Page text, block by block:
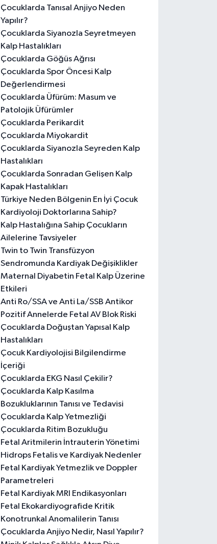
Çocuklarda Tanısal Anjiyo Neden
Yapılır?
Çocuklarda Siyanozla Seyretmeyen
Kalp Hastalıkları
Çocuklarda Göğüs Ağrısı
Çocuklarda Spor Öncesi Kalp
Değerlendirmesi
Çocuklarda Üfürüm: Masum ve
Patolojik Üfürümler
Çocuklarda Perikardit
Çocuklarda Miyokardit
Çocuklarda Siyanozla Seyreden Kalp
Hastalıkları
Çocuklarda Sonradan Gelişen Kalp
Kapak Hastalıkları
Türkiye Neden Bölgenin En İyi Çocuk
Kardiyoloji Doktorlarına Sahip?
Kalp Hastalığına Sahip Çocukların
Ailelerine Tavsiyeler
Twin to Twin Transfüzyon
Sendromunda Kardiyak Değişiklikler
Maternal Diyabetin Fetal Kalp Üzerine
Etkileri
Anti Ro/SSA ve Anti La/SSB Antikor
Pozitif Annelerde Fetal AV Blok Riski
Çocuklarda Doğuştan Yapısal Kalp
Hastalıkları
Çocuk Kardiyolojisi Bilgilendirme
İçeriği
Çocuklarda EKG Nasıl Çekilir?
Çocuklarda Kalp Kasılma
Bozukluklarının Tanısı ve Tedavisi
Çocuklarda Kalp Yetmezliği
Çocuklarda Ritim Bozukluğu
Fetal Aritmilerin İntrauterin Yönetimi
Hidrops Fetalis ve Kardiyak Nedenler
Fetal Kardiyak Yetmezlik ve Doppler
Parametreleri
Fetal Kardiyak MRI Endikasyonları
Fetal Ekokardiyografide Kritik
Konotrunkal Anomalilerin Tanısı
Çocuklarda Anjiyo Nedir, Nasıl Yapılır?